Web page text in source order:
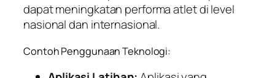
dapat meningkatan performa atlet di level
nasional dan internasional.
Contoh Penggunaan Teknologi: